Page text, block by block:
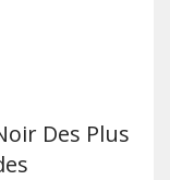
Des Plus